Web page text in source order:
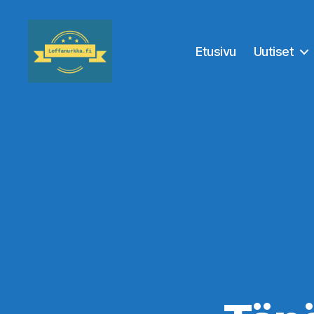
Etusivu Uutiset